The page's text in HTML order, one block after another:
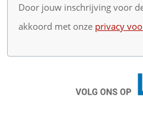
Door jouw inschrijving voor
akkoord met onze privacy